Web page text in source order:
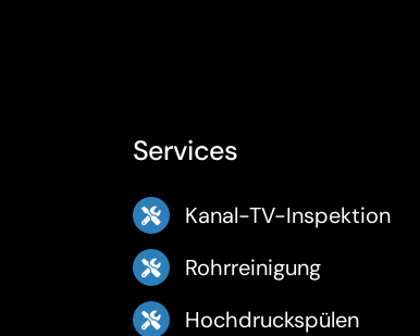
Services
Kanal-TV-Inspektion
Rohrreinigung
Hochdruckspülen